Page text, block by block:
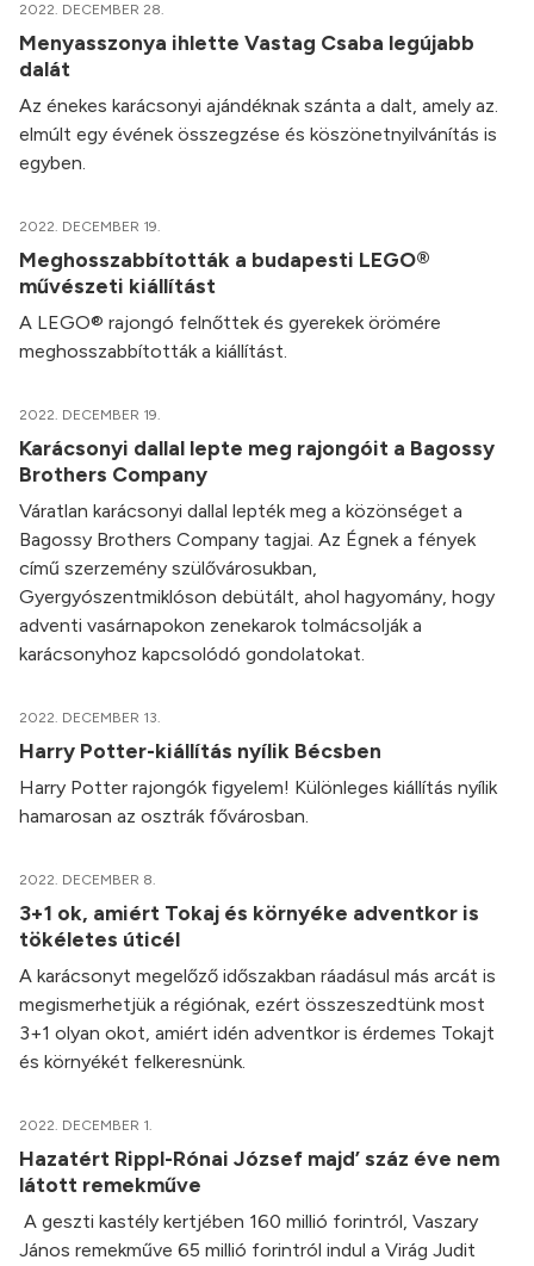
2022. DECEMBER 28.
Menyasszonya ihlette Vastag Csaba legújabb
dalát
Az énekes karácsonyi ajándéknak szánta a dalt, amely az.
elmúlt egy évének összegzése és köszönetnyilvánítás is
egyben.
2022. DECEMBER 19.
Meghosszabbították a budapesti LEGO®
művészeti kiállítást
A LEGO® rajongó felnőttek és gyerekek örömére
meghosszabbították a kiállítást.
2022. DECEMBER 19.
Karácsonyi dallal lepte meg rajongóit a Bagossy
Brothers Company
Váratlan karácsonyi dallal lepték meg a közönséget a
Bagossy Brothers Company tagjai. Az Égnek a fények
című szerzemény szülővárosukban,
Gyergyószentmiklóson debütált, ahol hagyomány, hogy
adventi vasárnapokon zenekarok tolmácsolják a
karácsonyhoz kapcsolódó gondolatokat.
2022. DECEMBER 13.
Harry Potter-kiállítás nyílik Bécsben
Harry Potter rajongók figyelem! Különleges kiállítás nyílik
hamarosan az osztrák fővárosban.
2022. DECEMBER 8.
3+1 ok, amiért Tokaj és környéke adventkor is
tökéletes úticél
A karácsonyt megelőző időszakban ráadásul más arcát is
megismerhetjük a régiónak, ezért összeszedtünk most
3+1 olyan okot, amiért idén adventkor is érdemes Tokajt
és környékét felkeresnünk.
2022. DECEMBER 1.
Hazatért Rippl-Rónai József majd’ száz éve nem
látott remekműve
A geszti kastély kertjében 160 millió forintról, Vaszary
János remekműve 65 millió forintról indul a Virág Judit